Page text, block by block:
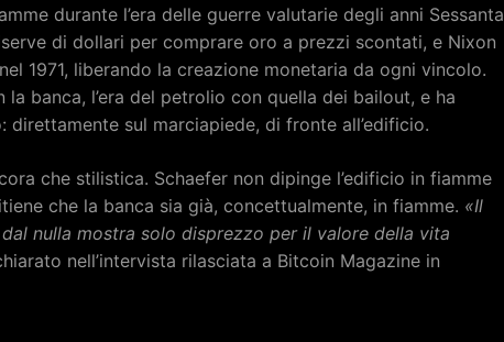
durante l’era delle guerre valutarie degli anni Sessanta
di dollari per comprare oro a prezzi scontati, e Nixon
1971, liberando la creazione monetaria da ogni vincolo.
banca, l’era del petrolio con quella dei bailout, e ha
sul marciapiede, di fronte all’edificio.
che stilistica. Schaefer non dipinge l’edificio in fiamme
che la banca sia già, concettualmente, in fiamme. «Il
nulla mostra solo disprezzo per il valore della vita
nell’intervista rilasciata a Bitcoin Magazine in